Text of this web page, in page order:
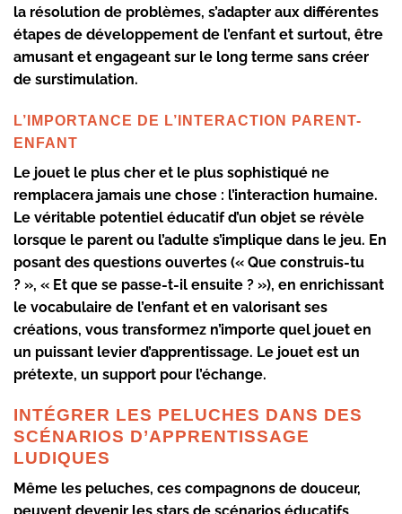
la résolution de problèmes, s’adapter aux différentes
étapes de développement de l’enfant et surtout, être
amusant et engageant sur le long terme sans créer
de surstimulation.
L’IMPORTANCE DE L’INTERACTION PARENT-
ENFANT
Le jouet le plus cher et le plus sophistiqué ne
remplacera jamais une chose : l’interaction humaine.
Le véritable potentiel éducatif d’un objet se révèle
lorsque le parent ou l’adulte s’implique dans le jeu. En
posant des questions ouvertes (« Que construis-tu
? », « Et que se passe-t-il ensuite ? »), en enrichissant
le vocabulaire de l’enfant et en valorisant ses
créations, vous transformez n’importe quel jouet en
un puissant levier d’apprentissage. Le jouet est un
prétexte, un support pour l’échange.
INTÉGRER LES PELUCHES DANS DES
SCÉNARIOS D’APPRENTISSAGE
LUDIQUES
Même les peluches, ces compagnons de douceur,